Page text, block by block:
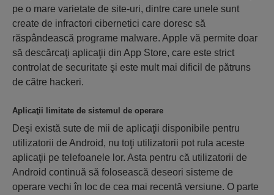
pe o mare varietate de site-uri, dintre care unele sunt
create de infractori cibernetici care doresc să
răspândească programe malware. Apple vă permite doar
să descărcaţi aplicaţii din App Store, care este strict
controlat de securitate şi este mult mai dificil de pătruns
de către hackeri.
Aplicaţii limitate de sistemul de operare
Deşi există sute de mii de aplicaţii disponibile pentru
utilizatorii de Android, nu toţi utilizatorii pot rula aceste
aplicaţii pe telefoanele lor. Asta pentru că utilizatorii de
Android continuă să folosească deseori sisteme de
operare vechi în loc de cea mai recentă versiune. O parte